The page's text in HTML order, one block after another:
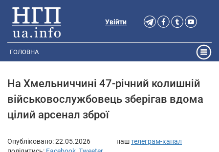
Увійти
ГОЛОВНА
На Хмельниччині 47-річний колишній
військовослужбовець зберігав вдома
цілий арсенал зброї
Опубліковано:22.05.2026 наштелеграм-канал